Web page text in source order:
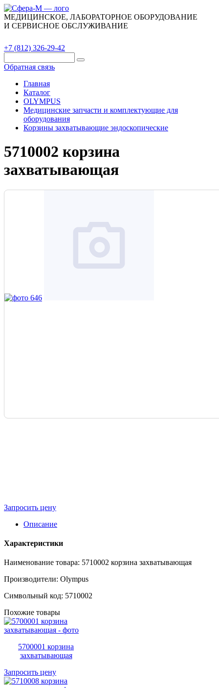
МЕДИЦИНСКОЕ, ЛАБОРАТОРНОЕ ОБОРУДОВАНИЕ
И СЕРВИСНОЕ ОБСЛУЖИВАНИЕ
+7 (812) 326-29-42
Обратная связь
Главная
Каталог
OLYMPUS
Медицинские запчасти и комплектующие для
оборудования
Корзины захватывающие эндоскопические
5710002 корзина
захватывающая
Запросить цену
Описание
Характеристики
Наименование товара: 5710002 корзина захватывающая
Производители: Olympus
Символьный код: 5710002
Похожие товары
5700001 корзина
захватывающая
Запросить цену